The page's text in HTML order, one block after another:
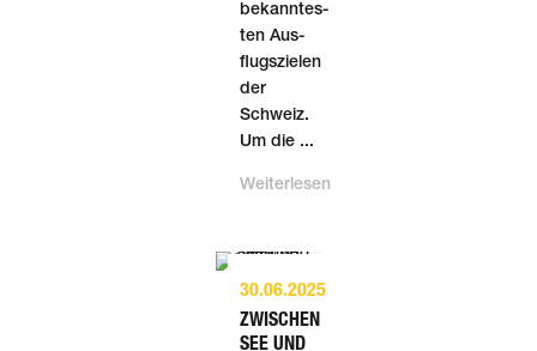
bekann­tes­
ten Aus­
flugs­zielen
der
Schweiz.
Um die ...
Weiterlesen
30.06.2025
ZWISCHEN
SEE UND